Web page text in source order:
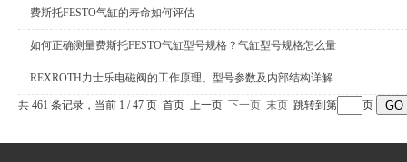
费斯托FESTO气缸的寿命如何评估
如何正确测量费斯托FESTO气缸型号规格？气缸型号规格怎么量
REXROTH力士乐电磁阀的工作原理、型号参数及内部结构详解
共 461 条记录，当前 1 / 47 页 首页 上一页 下一页 末页 跳转到第 页